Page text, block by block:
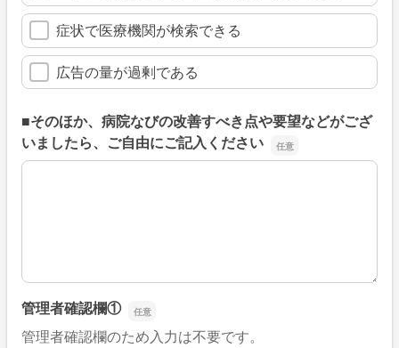
症状で医療機関が検索できる
広告の量が過剰である
■そのほか、病院なびの改善すべき点や要望などがござ
いましたら、ご自由にご記入ください
■そのほか、病院なびの改善すべき点や要望などがござい
管理者確認欄①
管理者確認欄のため入力は不要です。